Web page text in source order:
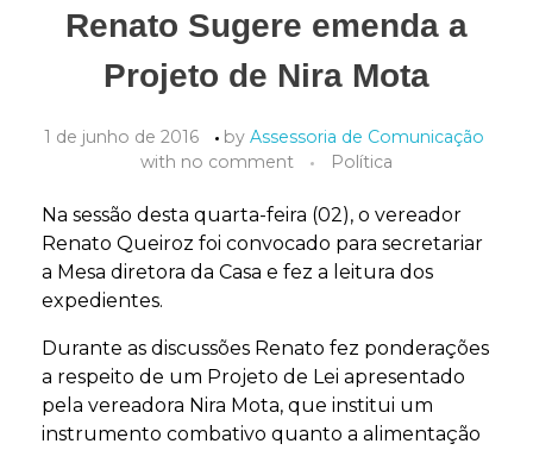
Renato Sugere emenda a
Projeto de Nira Mota
1 de junho de 2016 by Assessoria de Comunicação
with no comment Política
Na sessão desta quarta-feira (02), o vereador
Renato Queiroz foi convocado para secretariar
a Mesa diretora da Casa e fez a leitura dos
expedientes.
Durante as discussões Renato fez ponderações
a respeito de um Projeto de Lei apresentado
pela vereadora Nira Mota, que institui um
instrumento combativo quanto a alimentação